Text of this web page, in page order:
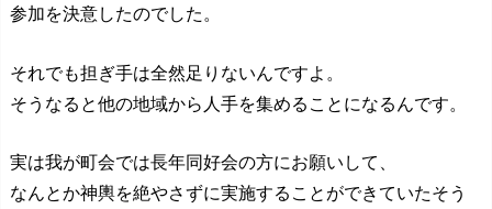
参加を決意したのでした。
それでも担ぎ手は全然足りないんですよ。
そうなると他の地域から人手を集めることになるんです。
実は我が町会では長年同好会の方にお願いして、
なんとか神輿を絶やさずに実施することができていたそう